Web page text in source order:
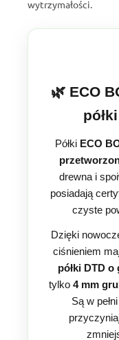
wytrzymałości.
🌿 ECO
Półki ECO
drewna i
posiadają
czyste
Dzięki
ciśnieniem
półki DTD
tylko 4 mm
Są w